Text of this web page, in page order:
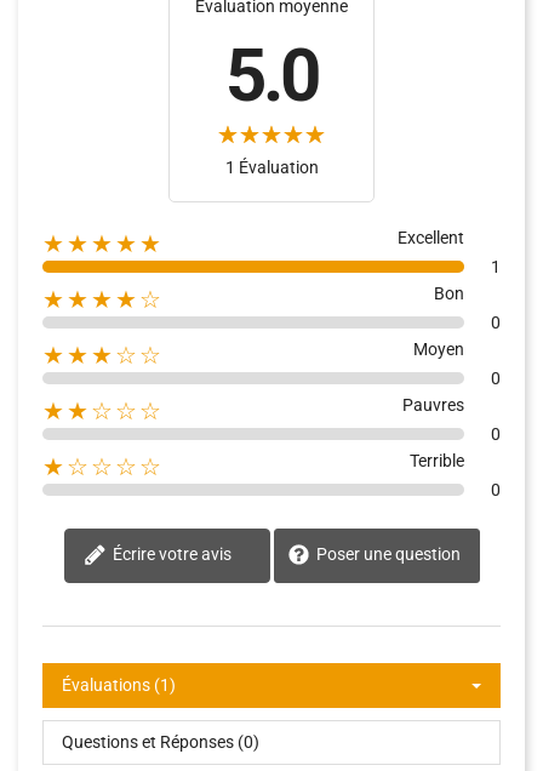
Évaluation moyenne
5.0
1 Évaluation
★★★★★
Excellent
1
★★★★☆
Bon
0
★★★☆☆
Moyen
0
★★☆☆☆
Pauvres
0
★☆☆☆☆
Terrible
0
Écrire votre avis Poser une question
Évaluations (1)
Questions et Réponses (0)